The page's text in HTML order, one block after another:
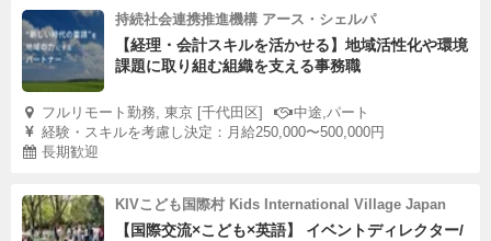
持続社会連携推進機構 アース・シェルパ
【経理・会計スキルを活かせる】地域活性化や環境
課題に取り組む組織を支える事務職
フルリモート勤務, 東京 [千代田区]
中途,パート
経験・スキルを考慮し決定：月給250,000〜500,000円
長期歓迎
KIVこども国際村 Kids International Village Japan
【国際交流×こども×英語】 イベントディレクター/